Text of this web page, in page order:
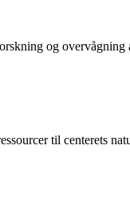
og overvågning
til centerets